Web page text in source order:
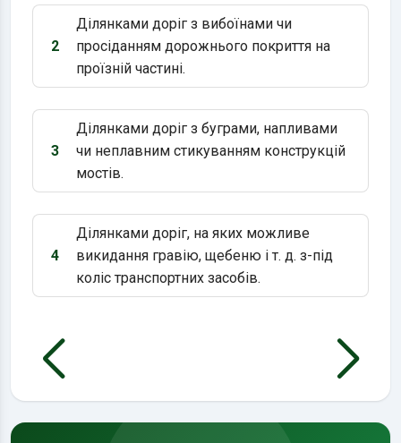
Варіант 2:
2
Ділянками доріг з вибоїнами чи
просіданням дорожнього покриття на
проїзній частині.
Варіант 3:
3
Ділянками доріг з буграми, напливами
чи неплавним стикуванням конструкцій
мостів.
Варіант 4:
4
Ділянками доріг, на яких можливе
викидання гравію, щебеню і т. д. з-під
коліс транспортних засобів.